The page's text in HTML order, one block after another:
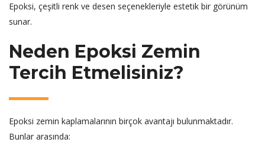
Epoksi, çeşitli renk ve desen seçenekleriyle estetik bir görünüm
sunar.
Neden Epoksi Zemin
Tercih Etmelisiniz?
Epoksi zemin kaplamalarının birçok avantajı bulunmaktadır.
Bunlar arasında: